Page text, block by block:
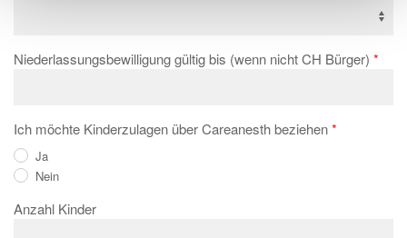
Niederlassungsbewilligung gültig bis (wenn nicht CH Bürger)
Ich möchte Kinderzulagen über Careanesth beziehen
Ja
Nein
Anzahl Kinder